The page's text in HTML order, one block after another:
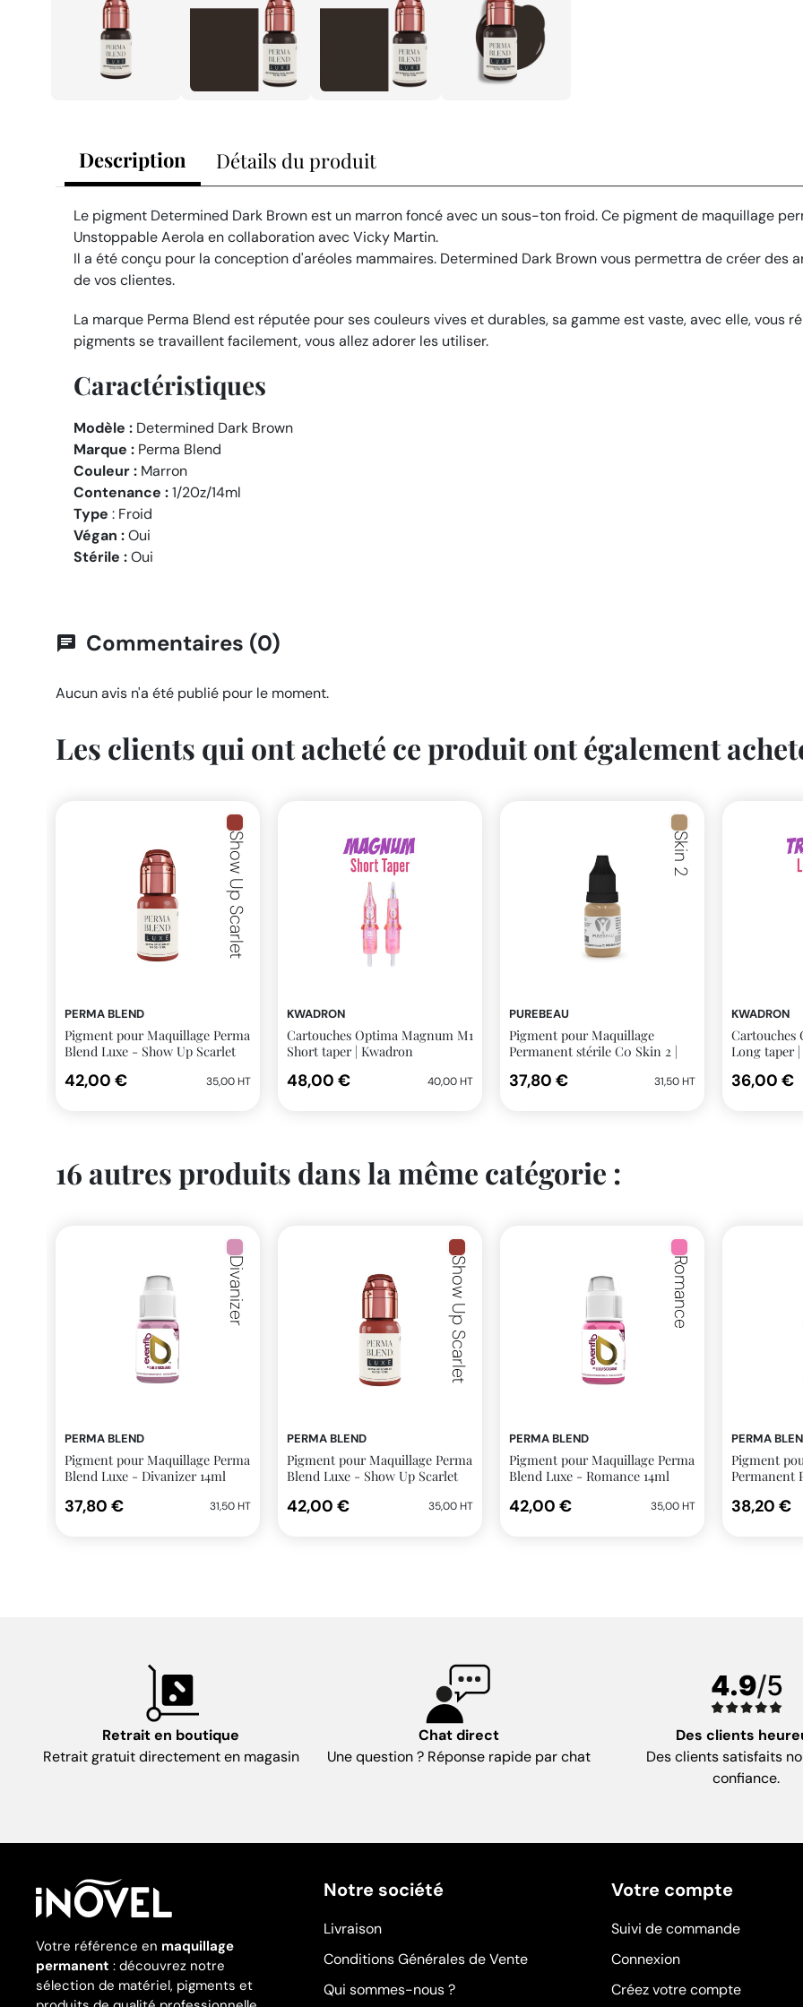
Description Détails du produit
Le pigment Determined Dark Brown est un marron foncé avec un sous-ton froid. Ce pigment de maquillage
Unstoppable Aerola en collaboration avec Vicky Martin.
Il a été conçu pour la conception d'aréoles mammaires. Determined Dark Brown vous permettra de créer des
de vos clientes.
La marque Perma Blend est réputée pour ses couleurs vives et durables, sa gamme est vaste, avec elle, vous
pigments se travaillent facilement, vous allez adorer les utiliser.
Caractéristiques
Modèle : Determined Dark Brown
Marque : Perma Blend
Couleur : Marron
Contenance :1/20z/14ml
Type : Froid
Végan :Oui
Stérile :Oui
chat Commentaires (0)
Aucun avis n'a été publié pour le moment.
Les clients qui ont acheté ce produit ont également
Show Up Scarlet
PERMA BLEND
Pigment pour Maquillage Perma
Blend Luxe - Show Up Scarlet
42,00 € 35,00 HT
KWADRON
Cartouches Optima Magnum M1
Short taper | Kwadron
48,00 € 40,00 HT
Skin 2
PUREBEAU
Pigment pour Maquillage
Permanent stérile C0 Skin 2 |
37,80 € 31,50 HT
KWADRON
Cartouches
Long taper
36,00 €
16 autres produits dans la même catégorie :
Divanizer
PERMA BLEND
Pigment pour Maquillage Perma
Blend Luxe - Divanizer 14ml
37,80 € 31,50 HT
Show Up Scarlet
PERMA BLEND
Pigment pour Maquillage Perma
Blend Luxe - Show Up Scarlet
42,00 € 35,00 HT
Romance
PERMA BLEND
Pigment pour Maquillage Perma
Blend Luxe - Romance 14ml
42,00 € 35,00 HT
PERMA
Pigment
Permanent
38,20 €
Retrait en boutique
Retrait gratuit directement en magasin
Chat direct
Une question ? Réponse rapide par chat
Des clients
Des clients satisfaits
confiance.
Votre référence en maquillage
permanent : découvrez notre
sélection de matériel, pigments et
Notre société
Livraison
Conditions Générales de Vente
Qui sommes-nous ?
Votre compte
Suivi de commande
Connexion
Créez votre compte